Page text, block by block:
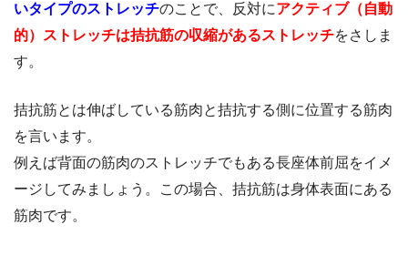
いタイプのストレッチのことで、反対にアクティブ（自動
的）ストレッチは拮抗筋の収縮があるストレッチをさしま
す。
拮抗筋とは伸ばしている筋肉と拮抗する側に位置する筋肉
を言います。
例えば背面の筋肉のストレッチでもある長座体前屈をイメ
ージしてみましょう。この場合、拮抗筋は身体表面にある
筋肉です。